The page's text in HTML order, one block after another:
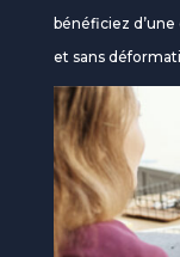
bénéficiez
et sans